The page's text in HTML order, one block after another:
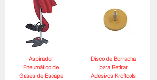
Aspirador
Pneumático de
Gases de Escape
Disco de Borracha
para Retirar
Adesivos Kroftools